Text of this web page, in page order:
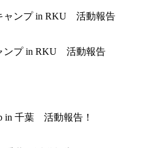
ンプ in RKU 活動報告